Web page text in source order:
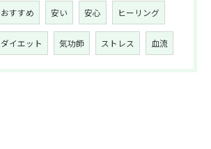
おすすめ 安い 安心 ヒーリング
ダイエット 気功師 ストレス 血流